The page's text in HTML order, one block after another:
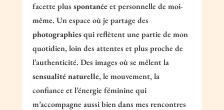
facette plus spontanéeet personnelle de moi-
même. Un espace où je partage des
photographiesqui reflètent une partie de mon
quotidien, loin des attentes et plus proche de
l’authenticité. Des images où se mêlent la
sensualité naturelle, le mouvement, la
confiance et l’énergie féminine qui
m’accompagne aussi bien dans mes rencontres